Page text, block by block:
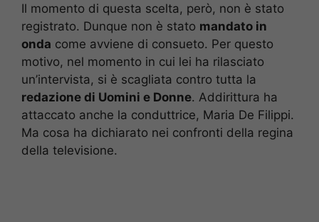
Il momento di questa scelta, però, non è stato
registrato. Dunque non è stato mandato in
onda come avviene di consueto. Per questo
motivo, nel momento in cui lei ha rilasciato
un’intervista, si è scagliata contro tutta la
redazione di Uomini e Donne. Addirittura ha
attaccato anche la conduttrice, Maria De Filippi.
Ma cosa ha dichiarato nei confronti della regina
della televisione.